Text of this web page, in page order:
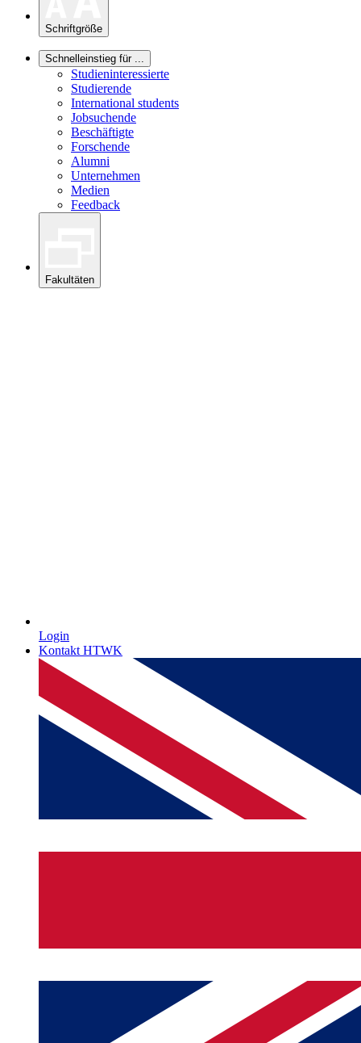
Schriftgröße
Schnelleinstieg für ...
Studieninteressierte
Studierende
International students
Jobsuchende
Beschäftigte
Forschende
Alumni
Unternehmen
Medien
Feedback
Fakultäten
Login
Kontakt HTWK